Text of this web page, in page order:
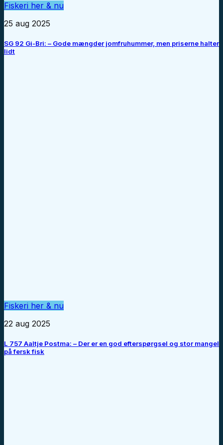
Fiskeri her & nu
25 aug 2025
SG 92 Gi-Bri: – Gode mængder jomfruhummer, men priserne halter
lidt
Fiskeri her & nu
22 aug 2025
L 757 Aaltje Postma: – Der er en god efterspørgsel og stor mangel
på fersk fisk